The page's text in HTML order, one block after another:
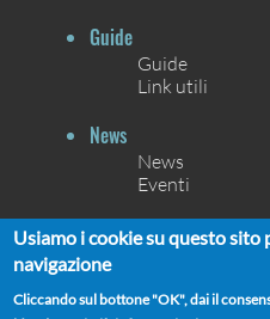
Guide
Guide
Link utili
News
News
Eventi
Contatti
Usiamo i cookie su questo sito
navigazione
Cliccando sul bottone "OK", dai il